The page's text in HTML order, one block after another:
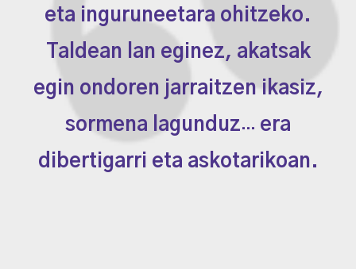
eta inguruneetara ohitzeko.
Taldean lan eginez, akatsak
egin ondoren jarraitzen ikasiz,
sormena lagunduz… era
dibertigarri eta askotarikoan.